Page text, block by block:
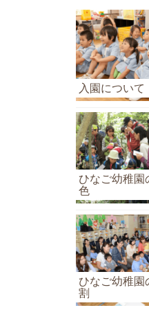
ら
せ
の
ア
ー
カ
イ
ブ
入園について
ひなご幼稚園
色
ひなご幼稚園
割